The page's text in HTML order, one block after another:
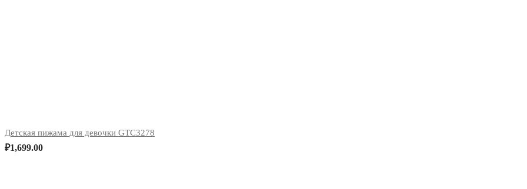
Детская пижама для девочки GTC3278
₽1,699.00